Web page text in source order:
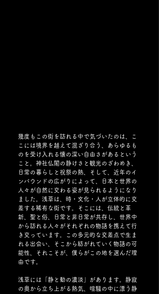
幾度もこの街を訪れる中で気づいたのは、こ
こには境界を越えて混ざり合う、あらゆるも
のを受け入れる懐の深い自由さがあるという
こと。神社仏閣の静けさと観光のざわめき、
日常の暮らしと祝祭の熱、そして、近年のイ
ンバウンドの広がりによって、日本と世界の
人々が自然に交わる姿が見られるようになり
ました。浅草は、時・文化・人が立体的に交
差する稀有な街です。そこには、伝統と革
新、聖と俗、日常と非日常が共存し、世界中
から訪れる人々がそれぞれの物語を携えて行
き交っています。この多元的な交差点で生ま
れる出会い、そこから紡がれていく物語の可
能性、それこそが、僕らがこの地を選んだ理
由です。
浅草には「静と動の濃淡」があります。静寂
の奥から立ち上がる熱気、喧騒の中に漂う静